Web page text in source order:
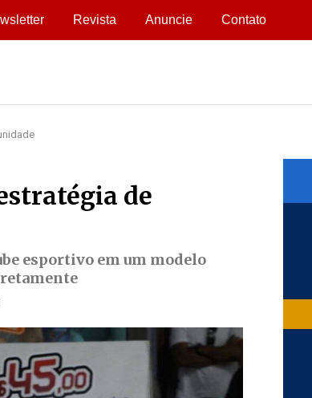
Revista Anuncie Contato
de
esportivo em um modelo